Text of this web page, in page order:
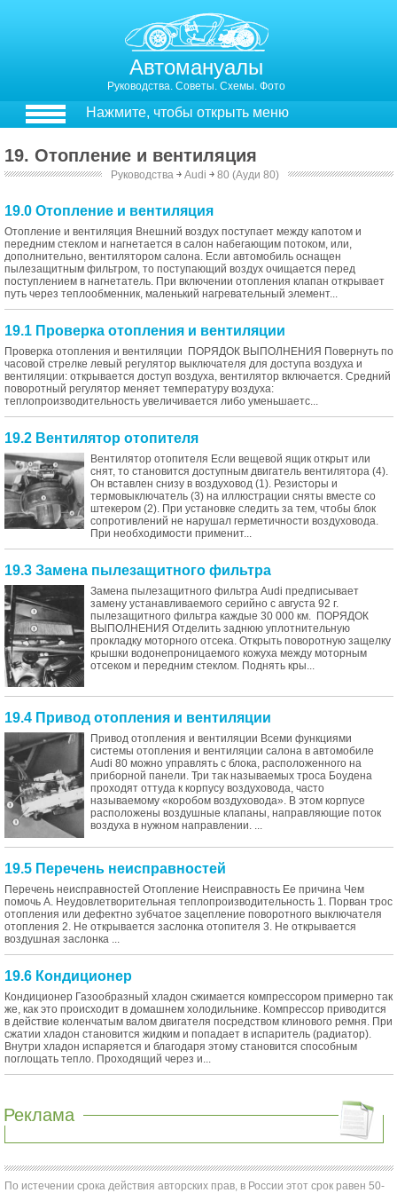
Автомануалы
Руководства. Советы. Схемы. Фото
Нажмите, чтобы открыть меню
19. Отопление и вентиляция
Руководства ￫ Audi ￫ 80 (Ауди 80)
19.0 Отопление и вентиляция
Отопление и вентиляция Внешний воздух поступает между капотом и
передним стеклом и нагнетается в салон набегающим потоком, или,
дополнительно, вентилятором салона. Если автомобиль оснащен
пылезащитным фильтром, то поступающий воздух очищается перед
поступлением в нагнетатель. При включении отопления клапан открывает
путь через теплообменник, маленький нагревательный элемент...
19.1 Проверка отопления и вентиляции
Проверка отопления и вентиляции ПОРЯДОК ВЫПОЛНЕНИЯ Повернуть по
часовой стрелке левый регулятор выключателя для доступа воздуха и
вентиляции: открывается доступ воздуха, вентилятор включается. Средний
поворотный регулятор меняет температуру воздуха:
теплопроизводительность увеличивается либо уменьшаетс...
19.2 Вентилятор отопителя
Вентилятор отопителя Если вещевой ящик открыт или
снят, то становится доступным двигатель вентилятора (4).
Он вставлен снизу в воздуховод (1). Резисторы и
термовыключатель (3) на иллюстрации сняты вместе со
штекером (2). При установке следить за тем, чтобы блок
сопротивлений не нарушал герметичности воздуховода.
При необходимости применит...
19.3 Замена пылезащитного фильтра
Замена пылезащитного фильтра Audi предписывает
замену устанавливаемого серийно с августа 92 г.
пылезащитного фильтра каждые 30 000 км. ПОРЯДОК
ВЫПОЛНЕНИЯ Отделить заднюю уплотнительную
прокладку моторного отсека. Открыть поворотную защелку
крышки водонепроницаемого кожуха между моторным
отсеком и передним стеклом. Поднять кры...
19.4 Привод отопления и вентиляции
Привод отопления и вентиляции Всеми функциями
системы отопления и вентиляции салона в автомобиле
Audi 80 можно управлять с блока, расположенного на
приборной панели. Три так называемых троса Боудена
проходят оттуда к корпусу воздуховода, часто
называемому «коробом воздуховода». В этом корпусе
расположены воздушные клапаны, направляющие поток
воздуха в нужном направлении. ...
19.5 Перечень неисправностей
Перечень неисправностей Отопление Неисправность Ее причина Чем
помочь А. Неудовлетворительная теплопроизводительность 1. Порван трос
отопления или дефектно зубчатое зацепление поворотного выключателя
отопления 2. Не открывается заслонка отопителя 3. Не открывается
воздушная заслонка ...
19.6 Кондиционер
Кондиционер Газообразный хладон сжимается компрессором примерно так
же, как это происходит в домашнем холодильнике. Компрессор приводится
в действие коленчатым валом двигателя посредством клинового ремня. При
сжатии хладон становится жидким и попадает в испаритель (радиатор).
Внутри хладон испаряется и благодаря этому становится способным
поглощать тепло. Проходящий через и...
Реклама
По истечении срока действия авторских прав, в России этот срок равен 50-